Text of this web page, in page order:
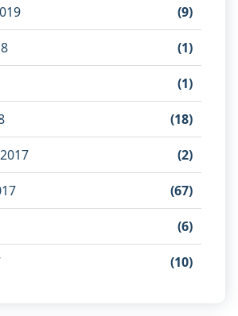
(9)
(1)
(1)
(18)
(2)
(67)
(6)
(10)